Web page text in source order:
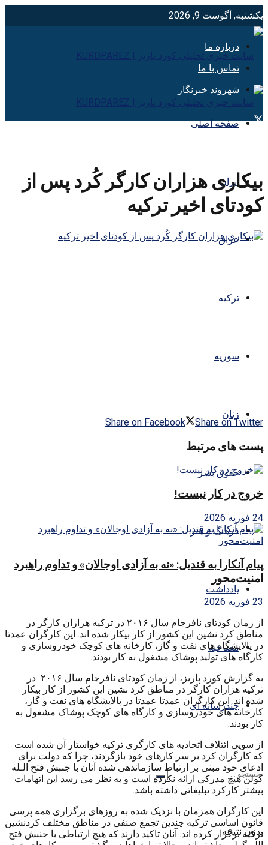
یکشنبه, آگوست 9, 2026
درباره ما
تماس با ما
شهروند خبرنگار
صفحه اصلی
ایران
عراق
ترکیه
سوریه
زنان
حقوق بشر
فرهنگ و هنر
یادداشت
مصاحبه
چندرسانه ای
بدون نتیجه
بیکاری هزاران کارگر کُرد پس از
کودتای اخیر ترکیه
Share on Facebook Share on Twitter
پست های مرتبط
خروج در کار نیست!
24 فوریه 2026
پیام آنکارا به قندیل: «نه به آزادی اوجالان» و تداوم راهبرد
امنیت‌محور
23 فوریه 2026
از زمان کودتای نافرجام سال ۲۰۱۶ در ترکیه هزاران کارگر در
مناطق کرد نشین این کشور از کار بیکار شده اند. این کارگران عمدتا
در پالایشگاه های نفت و گاز، کارخانه های کوچک خودروسازی و
کارگاه های تولید پوشاک مشغول به کار بودند.
به گزارش کورد پاریز، از زمان کودتای نافرجام سال ۲۰۱۶ در
ترکیه هزاران کارگر در مناطق کرد نشین این کشور از کار بیکار
شده اند. این کارگران عمدتا عمدتا در پالایشگاه های نفت و گاز،
کارخانه های خودروسازی و کارگاه های کوچک پوشاک مشغول به
کار بودند.
از سویی ائتلاف اتحادیه های کارگری ترکیه خواستار آن شده است
که کارگران کرد بر سر کارهای خود بازگردند، چرا که دولت برای
ادعای خود مبنی بر ارتباط سازماندهی شده آنان با جنبش فتح الـله
گولن هیچ مدرکی ارائه نکرده است و به نظر می رسد این اتهامات
بیشتر کارکرد تبلیغاتی داشته باشد.
این کارگران همزمان با نزدیک شده به روزهای برگزاری همه پرسی
قانون اساسی ترکیه چندین تجمع صنفی در مناطق مختلف کردنشین
ترکیه برگزار کرده اند. آنان تاکید دارند که هیچ ارتباطی با جنبش فتح